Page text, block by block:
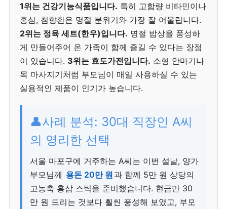
1위는 건강기능식품입니다. 특히 고함량 비타민이나
홍삼, 침향환은 명절 분위기와 가장 잘 어울립니다.
2위는 정육 세트(한우)입니다. 명절 밥상을 풍성하
게 만들어주어 온 가족이 함께 즐길 수 있다는 장점
이 있습니다. 3위는 효도가전입니다. 소형 안마기나
목 마사지기처럼 부모님이 매일 사용하실 수 있는
실용적인 제품이 인기가 높습니다.
👤사례 분석: 30대 직장인 A씨
의 영리한 선택
서울 마포구에 거주하는 A씨는 이번 설날, 양가
부모님께 용돈 20만 원 과 함께 5만 원 상당의
고농축 홍삼 스틱을 준비했습니다. 현금만 30
만 원 드리는 것보다 훨씬 풍성해 보였고, 부모